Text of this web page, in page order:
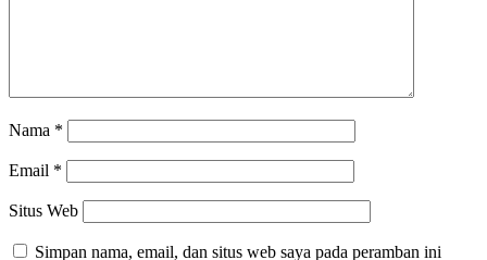
Nama *
Email *
Situs Web
Simpan nama, email, dan situs web saya pada peramban ini